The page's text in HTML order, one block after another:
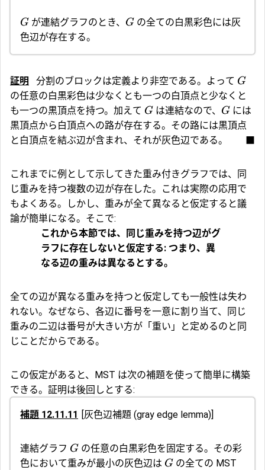
G が連結グラフのとき、 G の全ての白黒彩色には灰
色辺が存在する。
証明 分割のブロックは定義より非空である。よって G
の任意の白黒彩色は少なくとも一つの白頂点と少なくと
も一つの黒頂点を持つ。加えて G は連結なので、 G には
黒頂点から白頂点への路が存在する。その路には黒頂点
と白頂点を結ぶ辺が含まれ、それが灰色辺である。
これまでに例として示してきた重み付きグラフでは、同
じ重みを持つ複数の辺が存在した。これは実際の応用で
もよくある。しかし、重みが全て異なると仮定すると議
論が簡単になる。そこで:
これから本節では、同じ重みを持つ辺がグ
ラフに存在しないと仮定する: つまり、異
なる辺の重みは異なるとする。
全ての辺が異なる重みを持つと仮定しても一般性は失わ
れない。なぜなら、各辺に番号を一意に割り当て、同じ
重みの二辺は番号が大きい方が「重い」と定めるのと同
じことだからである。
この仮定があると、MST は次の補題を使って簡単に構築
できる。証明は後回しとする:
補題 12.11.11 灰色辺補題 (gray edge lemma)]
連結グラフ G の任意の白黒彩色を固定する。その彩
色において重みが最小の灰色辺は G の全ての MST